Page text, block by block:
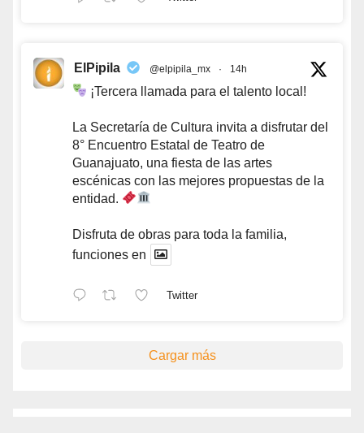
ElPipila @elpipila_mx · 14h
¡Tercera llamada para el talento local!
La Secretaría de Cultura invita a disfrutar del
8° Encuentro Estatal de Teatro de
Guanajuato, una fiesta de las artes
escénicas con las mejores propuestas de la
entidad.
Disfruta de obras para toda la familia,
funciones en
Twitter
Cargar más